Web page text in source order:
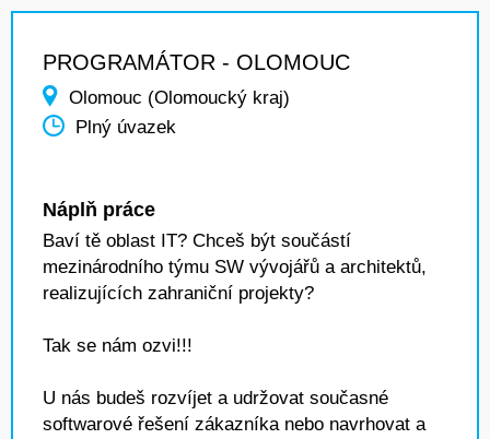
PROGRAMÁTOR - OLOMOUC
Olomouc (Olomoucký kraj)
Plný úvazek
Náplň práce
Baví tě oblast IT? Chceš být součástí
mezinárodního týmu SW vývojářů a architektů,
realizujících zahraniční projekty?
Tak se nám ozvi!!!
U nás budeš rozvíjet a udržovat současné
softwarové řešení zákazníka nebo navrhovat a